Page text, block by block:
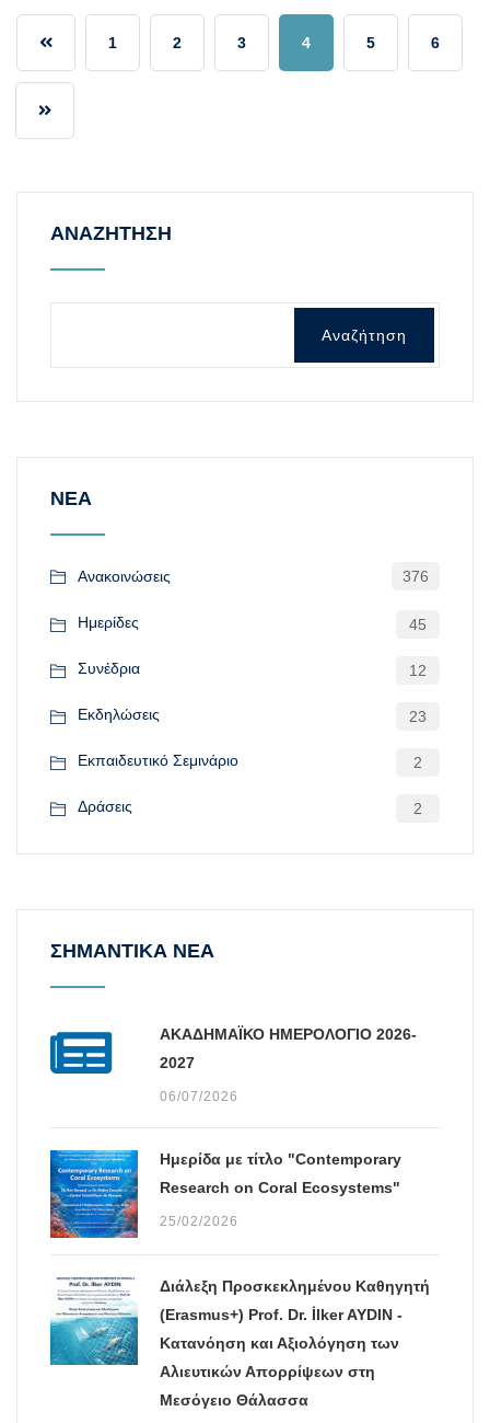
1 2 3 4 5 6
ΑΝΑΖΗΤΗΣΗ
ΝΕΑ
Ανακοινώσεις 376
Ημερίδες 45
Συνέδρια 12
Εκδηλώσεις 23
Εκπαιδευτικό Σεμινάριο 2
Δράσεις 2
ΣΗΜΑΝΤΙΚΑ ΝΕΑ
ΑΚΑΔΗΜΑΪΚΟ ΗΜΕΡΟΛΟΓΙΟ 2026-
2027
06/07/2026
Ημερίδα με τίτλο "Contemporary
Research on Coral Ecosystems"
25/02/2026
Διάλεξη Προσκεκλημένου Καθηγητή
(Erasmus+) Prof. Dr. İlker AYDIN -
Κατανόηση και Αξιολόγηση των
Αλιευτικών Απορρίψεων στη
Μεσόγειο Θάλασσα